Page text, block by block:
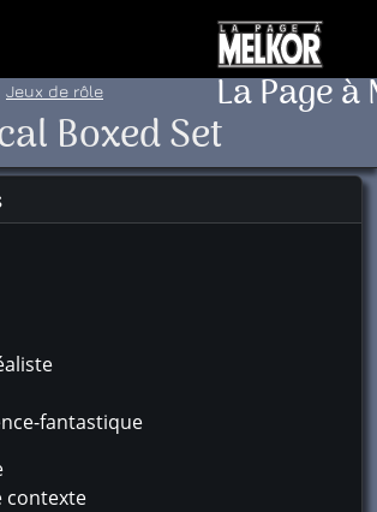
contenu
La Page
Jeux de rôle
Boxed Set
fantastique
contexte